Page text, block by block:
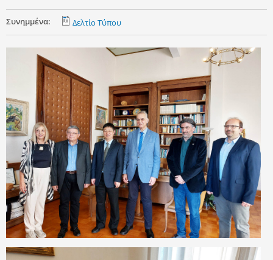
Συνημμένα: Δελτίο Τύπου